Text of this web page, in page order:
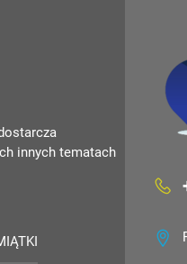
innych tematach